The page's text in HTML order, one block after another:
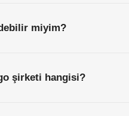
miyim?
şirketi hangisi?